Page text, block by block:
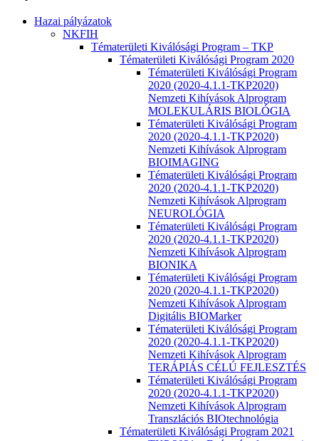
Hazai pályázatok
NKFIH
Tématerületi Kiválósági Program – TKP
Tématerületi Kiválósági Program 2020
Tématerületi Kiválósági Program
2020 (2020-4.1.1-TKP2020)
Nemzeti Kihívások Alprogram
MOLEKULÁRIS BIOLÓGIA
Tématerületi Kiválósági Program
2020 (2020-4.1.1-TKP2020)
Nemzeti Kihívások Alprogram
BIOIMAGING
Tématerületi Kiválósági Program
2020 (2020-4.1.1-TKP2020)
Nemzeti Kihívások Alprogram
NEUROLÓGIA
Tématerületi Kiválósági Program
2020 (2020-4.1.1-TKP2020)
Nemzeti Kihívások Alprogram
BIONIKA
Tématerületi Kiválósági Program
2020 (2020-4.1.1-TKP2020)
Nemzeti Kihívások Alprogram
Digitális BIOMarker
Tématerületi Kiválósági Program
2020 (2020-4.1.1-TKP2020)
Nemzeti Kihívások Alprogram
TERÁPIÁS CÉLÚ FEJLESZTÉS
Tématerületi Kiválósági Program
2020 (2020-4.1.1-TKP2020)
Nemzeti Kihívások Alprogram
Transzlációs BIOtechnológia
Tématerületi Kiválósági Program 2021